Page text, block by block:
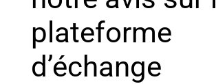
plateforme
d’échange